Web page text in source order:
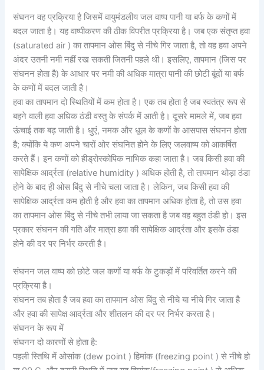
संघनन वह प्रक्रिया है जिसमें वायुमंडलीय जल वाष्प पानी या बर्फ के कणों में
बदल जाता है। यह वाष्पीकरण की ठीक विपरीत प्रक्रिया है। जब एक संतृप्त हवा
(saturated air ) का तापमान ओस बिंदु से नीचे गिर जाता है, तो वह हवा अपने
अंदर उतनी नमी नहीं रख सकती जितनी पहले थी। इसलिए, तापमान (जिस पर
संघनन होता है) के आधार पर नमी की अधिक मात्रा पानी की छोटी बूंदों या बर्फ
के कणों में बदल जाती है।
हवा का तापमान दो स्थितियों में कम होता है। एक तब होता है जब स्वतंत्र रूप से
बहने वाली हवा अधिक ठंडी वस्तु के संपर्क में आती है। दूसरे मामले में, जब हवा
ऊंचाई तक बढ़ जाती है। धुएं, नमक और धूल के कणों के आसपास संघनन होता
है; क्योंकि ये कण अपने चारों ओर संघनित होने के लिए जलवाष्प को आकर्षित
करते हैं। इन कणों को हीड्रोस्कोपिक नाभिक कहा जाता है। जब किसी हवा की
सापेक्षिक आर्द्रता (relative humidity ) अधिक होती है, तो तापमान थोड़ा ठंडा
होने के बाद ही ओस बिंदु से नीचे चला जाता है। लेकिन, जब किसी हवा की
सापेक्षिक आर्द्रता कम होती है और हवा का तापमान अधिक होता है, तो उस हवा
का तापमान ओस बिंदु से नीचे तभी लाया जा सकता है जब वह बहुत ठंडी हो। इस
प्रकार संघनन की गति और मात्रा हवा की सापेक्षिक आर्द्रता और इसके ठंडा
होने की दर पर निर्भर करती है।
संघनन जल वाष्प को छोटे जल कणों या बर्फ के टुकड़ों में परिवर्तित करने की
प्रक्रिया है।
संघनन तब होता है जब हवा का तापमान ओस बिंदु से नीचे या नीचे गिर जाता है
और हवा की सापेक्ष आर्द्रता और शीतलन की दर पर निर्भर करता है।
संघनन के रूप में
संघनन दो कारणों से होता है:
पहली स्तिथि में ओसांक (dew point ) हिमांक (freezing point ) से नीचे हो